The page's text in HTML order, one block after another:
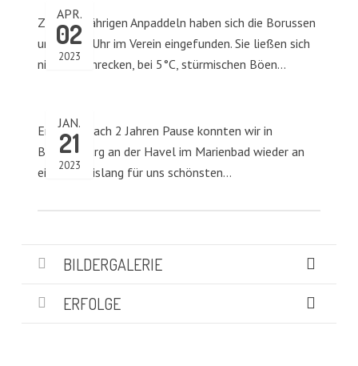
APR.
02
2023
Zum diesjährigen Anpaddeln haben sich die Borussen
um 10.00 Uhr im Verein eingefunden. Sie ließen sich
nicht abschrecken, bei 5°C, stürmischen Böen…
JAN.
21
2023
Endlich… nach 2 Jahren Pause konnten wir in
Brandenburg an der Havel im Marienbad wieder an
einer der bislang für uns schönsten…
BILDERGALERIE
ERFOLGE